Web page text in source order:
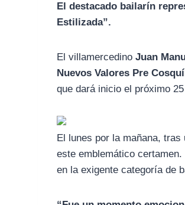
c
e
o
l
r
a
A
El destacado bailarín
Estilizada”.
El villamercedinoJuan
Nuevos Valores Pre
que dará inicio el próximo
El lunes por la mañana,
este emblemático
en la exigente categoría de